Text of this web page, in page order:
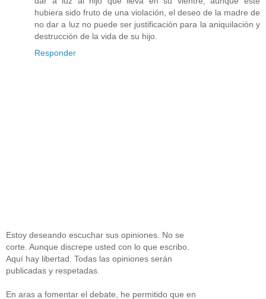
hubiera sido fruto de una violación, el deseo de la madre de
no dar a luz no puede ser justificación para la aniquilación y
destrucción de la vida de su hijo.
Responder
Estoy deseando escuchar sus opiniones. No se
corte. Aunque discrepe usted con lo que escribo.
Aquí hay libertad. Todas las opiniones serán
publicadas y respetadas.
En aras a fomentar el debate, he permitido que en